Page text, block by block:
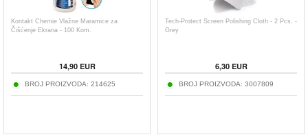
Kontakt Chemie Vlažne Maramice za
Čišćenje Ekrana - 100 Kom.
14,90EUR
BROJ PROIZVODA: 214625
Tech-Protect Screen Polishing Cloth - 2 Pcs. -
Grey
6,30EUR
BROJ PROIZVODA: 3007809